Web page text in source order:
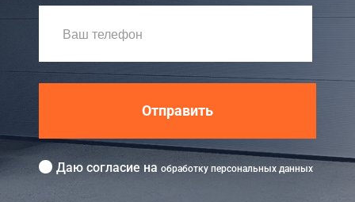
Отправить
Даю согласие на обработку персональных данных